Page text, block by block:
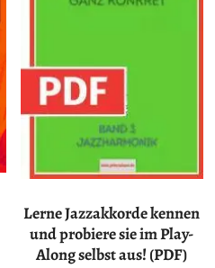
Lerne Jazzakkorde kennen
und probiere sie im Play-
Along selbst aus! (PDF)